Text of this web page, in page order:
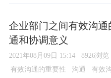
企业部门之间有效沟
通和协调意义
2021年08月09日 15:14 8926浏览
有效沟通的重要性 沟通 有效